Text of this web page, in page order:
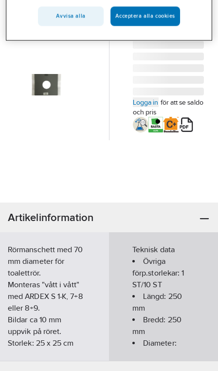
ARDEX SRM 80-110.
Ø 70 MM
Artikelnummer:
Logga in för att se saldo
och pris
Artikelinformation
Rörmanschett med 70
mm diameter för
toalettrör.
Monteras "vått i vått"
med ARDEX S 1-K, 7+8
eller 8+9.
Bildar ca 10 mm
uppvik på röret.
Storlek: 25 x 25 cm
Teknisk data
Övriga
förp.storlekar:1
ST/10 ST
Längd: 250
mm
Bredd: 250
mm
Diameter:
Avvisa alla Acceptera alla cookies